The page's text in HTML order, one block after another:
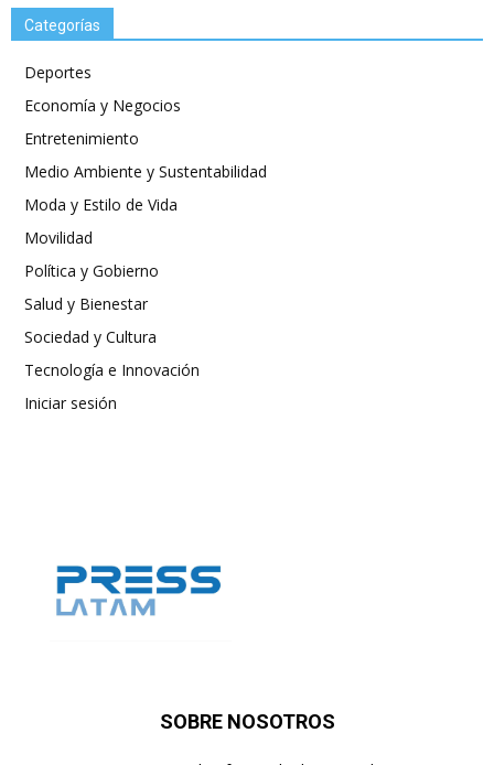
Categorías
Deportes
Economía y Negocios
Entretenimiento
Medio Ambiente y Sustentabilidad
Moda y Estilo de Vida
Movilidad
Política y Gobierno
Salud y Bienestar
Sociedad y Cultura
Tecnología e Innovación
Iniciar sesión
SOBRE NOSOTROS